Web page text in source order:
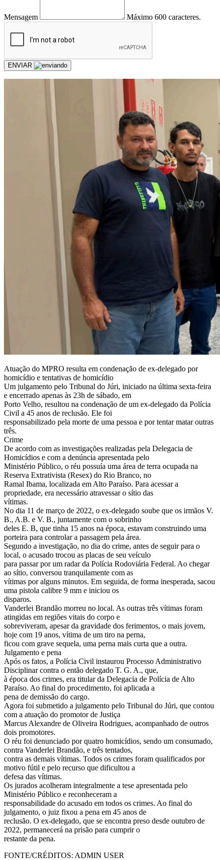
Mensagem Máximo 600 caracteres.
ENVIAR
Atuação do MPRO resulta em condenação de ex-delegado por
homicídio e tentativas de homicídio
Um julgamento pelo Tribunal do Júri, iniciado na última sexta-feira
e encerrado apenas às 23h de sábado, em
Porto Velho, resultou na condenação de um ex-delegado da Polícia
Civil a 45 anos de reclusão. Ele foi
responsabilizado pela morte de uma pessoa e por tentar matar outras
três.
Crime
De acordo com as investigações realizadas pela Delegacia de
Homicídios e com a denúncia apresentada pelo
Ministério Público, o réu possuía uma área de terra ocupada na
Reserva Extrativista (Resex) do Rio Branco, no
Ramal Ibama, localizada em Alto Paraíso. Para acessar a
propriedade, era necessário atravessar o sítio das
vítimas.
No dia 11 de março de 2022, o ex-delegado soube que os irmãos V.
B., A.B. e V. B., juntamente com o sobrinho
deles E. B, que tinha 15 anos na época, estavam construindo uma
porteira para controlar a passagem pela área.
Segundo a investigação, no dia do crime, antes de seguir para o
local, o acusado trocou as placas de seu veículo
para passar por um radar da Polícia Rodoviária Federal. Ao chegar
ao sítio, conversou tranquilamente com as
vítimas por alguns minutos. Em seguida, de forma inesperada, sacou
uma pistola calibre 9 mm e iniciou os
disparos.
Vanderlei Brandão morreu no local. As outras três vítimas foram
atingidas em regiões vitais do corpo e
sobreviveram, apesar da gravidade dos ferimentos, o mais jovem,
hoje com 19 anos, vítima de um tiro na perna,
ficou com grave sequela, uma perna mais curta que a outra.
Julgamento e pena
Após os fatos, a Polícia Civil instaurou Processo Administrativo
Disciplinar contra o então delegado T. G. A., que,
à época dos crimes, era titular da Delegacia de Polícia de Alto
Paraíso. Ao final do procedimento, foi aplicada a
pena de demissão do cargo.
Agora foi submetido a julgamento pelo Tribunal do Júri, que contou
com a atuação do promotor de Justiça
Marcus Alexandre de Oliveira Rodrigues, acompanhado de outros
dois promotores.
O réu foi denunciado por quatro homicídios, sendo um consumado,
contra Vanderlei Brandão, e três tentados,
contra as demais vítimas. Todos os crimes foram qualificados por
motivo fútil e pelo recurso que dificultou a
defesa das vítimas.
Os jurados acolheram integralmente a tese apresentada pelo
Ministério Público e reconheceram a
responsabilidade do acusado em todos os crimes. Ao final do
julgamento, o juiz fixou a pena em 45 anos de
reclusão. O ex-delegado, que se encontra preso desde outubro de
2022, permanecerá na prisão para cumprir o
restante da pena.
FONTE/CRÉDITOS: ADMIN USER